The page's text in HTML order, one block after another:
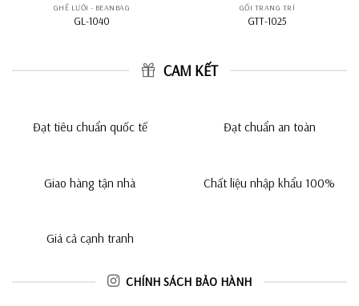
GHẾ LƯỜI - BEANBAG
GL-1040
GỐI TRANG TRÍ
GTT-1025
CAM KẾT
Đạt tiêu chuẩn quốc tế Đạt chuẩn an toàn
Giao hàng tận nhà Chất liệu nhập khẩu 100%
Giá cả cạnh tranh
CHÍNH SÁCH BẢO HÀNH